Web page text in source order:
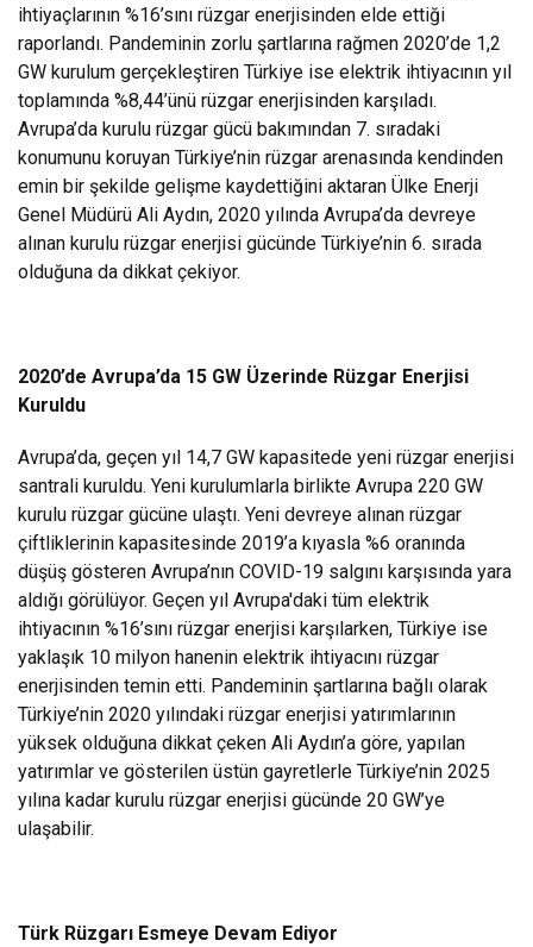
ihtiyaçlarının %16’sını rüzgar enerjisinden elde ettiği
raporlandı. Pandeminin zorlu şartlarına rağmen 2020’de 1,2
GW kurulum gerçekleştiren Türkiye ise elektrik ihtiyacının yıl
toplamında %8,44’ünü rüzgar enerjisinden karşıladı.
Avrupa’da kurulu rüzgar gücü bakımından 7. sıradaki
konumunu koruyan Türkiye’nin rüzgar arenasında kendinden
emin bir şekilde gelişme kaydettiğini aktaran Ülke Enerji
Genel Müdürü Ali Aydın, 2020 yılında Avrupa’da devreye
alınan kurulu rüzgar enerjisi gücünde Türkiye’nin 6. sırada
olduğuna da dikkat çekiyor.
2020’de Avrupa’da 15 GW Üzerinde Rüzgar Enerjisi
Kuruldu
Avrupa’da, geçen yıl 14,7 GW kapasitede yeni rüzgar enerjisi
santrali kuruldu. Yeni kurulumlarla birlikte Avrupa 220 GW
kurulu rüzgar gücüne ulaştı. Yeni devreye alınan rüzgar
çiftliklerinin kapasitesinde 2019’a kıyasla %6 oranında
düşüş gösteren Avrupa’nın COVID-19 salgını karşısında yara
aldığı görülüyor. Geçen yıl Avrupa'daki tüm elektrik
ihtiyacının %16’sını rüzgar enerjisi karşılarken, Türkiye ise
yaklaşık 10 milyon hanenin elektrik ihtiyacını rüzgar
enerjisinden temin etti. Pandeminin şartlarına bağlı olarak
Türkiye’nin 2020 yılındaki rüzgar enerjisi yatırımlarının
yüksek olduğuna dikkat çeken Ali Aydın’a göre, yapılan
yatırımlar ve gösterilen üstün gayretlerle Türkiye’nin 2025
yılına kadar kurulu rüzgar enerjisi gücünde 20 GW’ye
ulaşabilir.
Türk Rüzgarı Esmeye Devam Ediyor